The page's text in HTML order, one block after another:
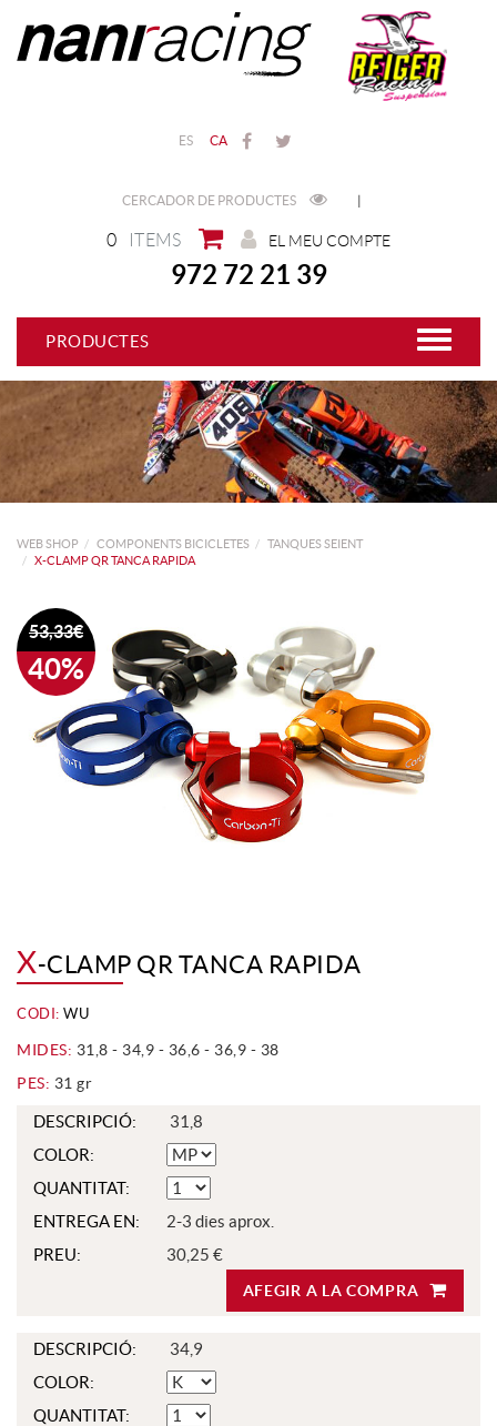
ES CA
CERCADOR DE PRODUCTES |
0 ITEMS EL MEU COMPTE
972 72 21 39
PRODUCTES
WEB SHOP COMPONENTS BICICLETES
TANQUES SEIENT
X-CLAMP QR TANCA RAPIDA
53,33€
40%
X-CLAMP QR TANCA RAPIDA
CODI: WU
MIDES: 31,8 - 34,9 - 36,6 - 36,9 - 38
PES: 31 gr
DESCRIPCIÓ:
31,8
COLOR:
QUANTITAT:
ENTREGA EN:
2-3 dies aprox.
PREU:
30,25 €
AFEGIR A LA COMPRA
DESCRIPCIÓ:
34,9
COLOR:
QUANTITAT: